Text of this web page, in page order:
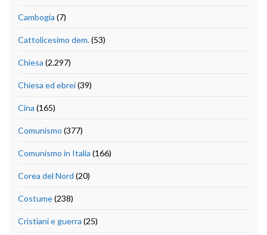
Cambogia (7)
Cattolicesimo dem.(53)
Chiesa (2.297)
Chiesa ed ebrei(39)
Cina (165)
Comunismo (377)
Comunismo in Italia (166)
Corea del Nord (20)
Costume(238)
Cristiani e guerra (25)